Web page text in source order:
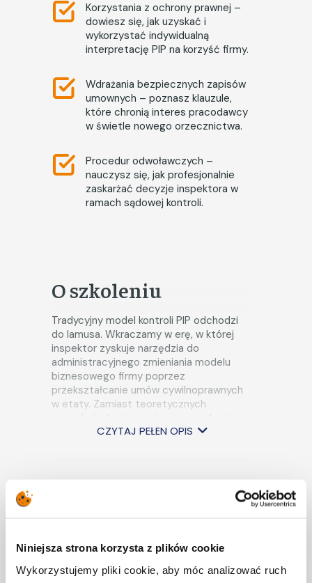
Niniejsza strona korzysta z plików cookie
Wykorzystujemy pliki cookie, aby móc analizować ruch
Korzystania z ochrony prawnej –
dowiesz się, jak uzyskać i
wykorzystać indywidualną
interpretację PIP na korzyść firmy.
Wdrażania bezpiecznych zapisów
umownych – poznasz klauzule,
które chronią interes pracodawcy
w świetle nowego orzecznictwa.
Procedur odwoławczych –
nauczysz się, jak profesjonalnie
zaskarżać decyzje inspektora w
ramach sądowej kontroli.
O szkoleniu
Tradycyjny model kontroli PIP odchodzi
do lamusa. Wkraczamy w erę, w której
inspektor zyskuje narzędzia do
administracyjnego zmieniania modelu
biznesowego firmy poprzez
przekształcanie umów cywilnoprawnych
w etaty. Zamiast teoretycznych
rozważań, skupiamy się na zarządzaniu
ryzykiem prawnym (compliance), audycie
podstawę zatrudnienia. Zwrócimy uwagę
na postanowienia jakie powinna zawierać
zgodnie z utrwalonym orzecznictwem
CZYTAJ PEŁEN OPIS
kontroli inspektorów
pracy: